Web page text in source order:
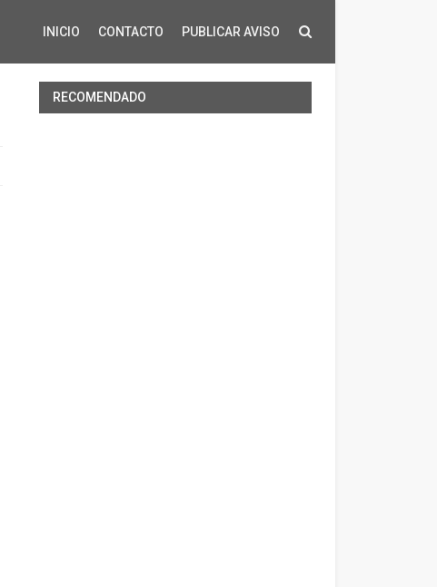
INICIO CONTACTO PUBLICAR AVISO
RECOMENDADO